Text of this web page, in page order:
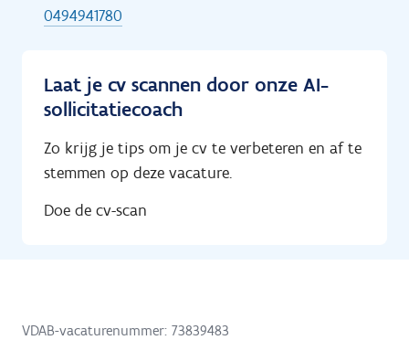
0494941780
Laat je cv scannen door onze AI-
sollicitatiecoach
Zo krijg je tips om je cv te verbeteren en af te
stemmen op deze vacature.
Doe de cv-scan
VDAB-vacaturenummer: 73839483